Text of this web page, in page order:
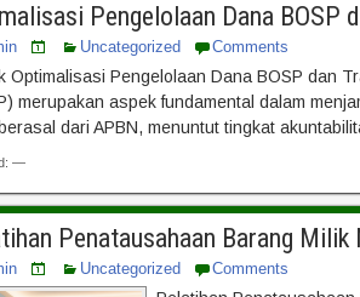
Pengelolaan Dana
Uncategorized Comments
Optimalisasi Pengelolaan Dana BOSP dan
merupakan aspek fundamental dalam
dari APBN, menuntut tingkat
—
Penatausahaan Barang Milik
Uncategorized Comments